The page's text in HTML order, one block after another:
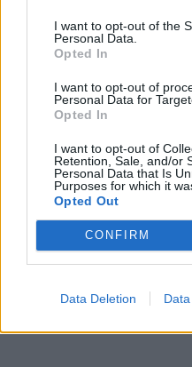
I want to opt-out of the
Personal Data.
Opted In
I want to opt-out of
Personal Data for
Opted In
I want to opt-out of
Retention, Sale, and/or
Personal Data that Is
Purposes for which it
Opted Out
CONFIRM
Data Deletion
Pal Trashaj’s letter to Gent
fraud scheme
“Fundet e gënjeshtërta”/ U
nda nga Arbër Çepani,
flet Arnita Beqiraj